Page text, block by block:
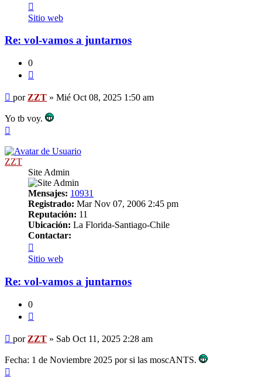
ZZT
Sitio web
Re: vol-vamos a juntarnos
0
Mensaje
por ZZT » Mié Oct 08, 2025 1:50 am
Yo tb voy.
ZZT
Site Admin
Mensajes: 10931
Registrado: Mar Nov 07, 2006 2:45 pm
Reputación: 11
Ubicación: La Florida-Santiago-Chile
Contactar:
ZZT
Sitio web
Re: vol-vamos a juntarnos
0
Mensaje
por ZZT » Sab Oct 11, 2025 2:28 am
Fecha: 1 de Noviembre 2025 por si las moscANTS.